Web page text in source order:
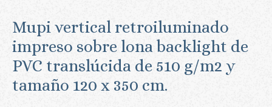
Mupi vertical retroiluminado
impreso sobre lona backlight de
PVC translúcida de 510 g/m2 y
tamaño 120 x 350 cm.